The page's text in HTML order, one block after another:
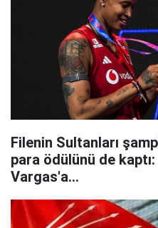
Filenin Sultanları
para ödülünü de
Vargas'a...